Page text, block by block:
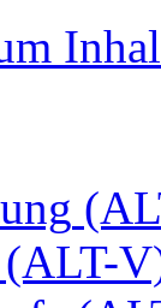
(ALT-